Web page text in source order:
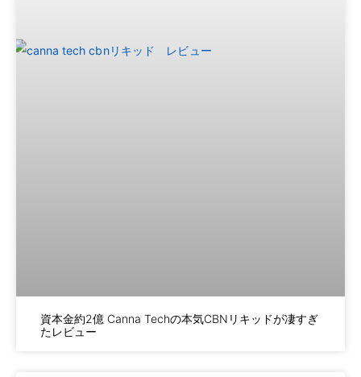
資本金約2億 Canna Techの本気CBNリキッドが凄すぎ
たレビュー